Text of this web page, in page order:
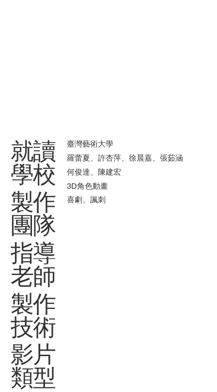
​就讀
學校
製作
團隊
指導
老師
製作
技術
影片
類型
臺灣藝術大學
羅蕾夏、許杏萍、徐晨嘉、張茹涵
何俊達、陳建宏
3D角色動畫
喜劇、諷刺